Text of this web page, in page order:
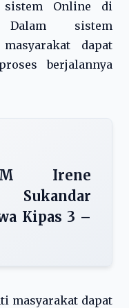
sistem Online di
Dalam sistem
dapat
berjalannya
Irene
Kipas 3 –
masyarakat dapat